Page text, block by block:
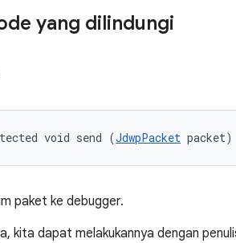
yang dilindungi
void send (JdwpPacket packet)
paket ke debugger.
kita dapat melakukannya dengan